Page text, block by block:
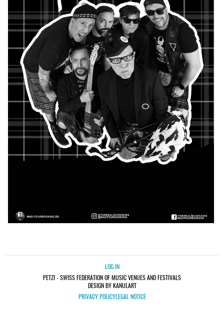
LOG IN
PETZI - SWISS FEDERATION OF MUSIC VENUES AND FESTIVALS
DESIGN BY KANULART
PRIVACY POLICYLEGAL NOTICE